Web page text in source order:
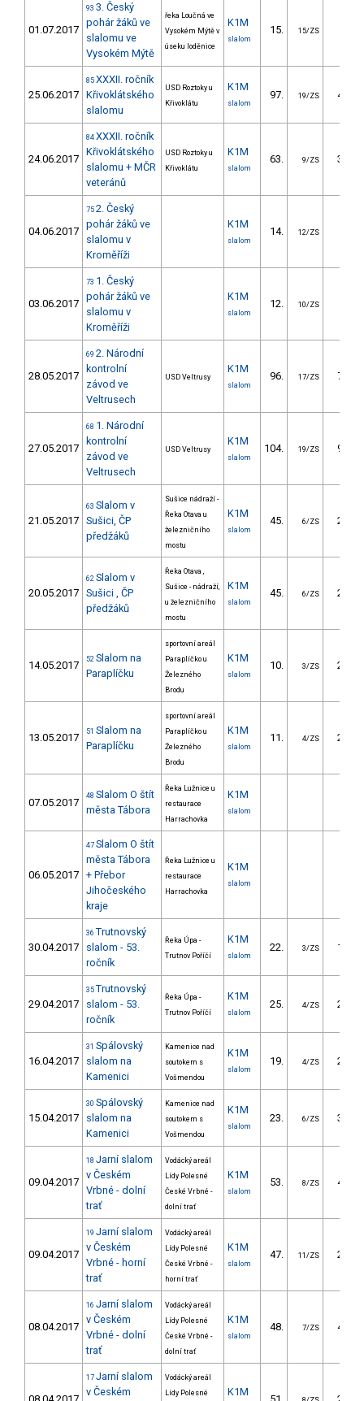
01.07.2017
93 3. Český
pohár žáků ve
slalomu ve
Vysokém Mýtě
řeka Loučná ve
Vysokém Mýtě v
úseku loděnice
K1M
slalom
15. 15/ZS
25.06.2017
85 XXXII. ročník
Křivoklátského
slalomu
USD Roztoky u
Křivoklátu
K1M
slalom
97. 19/ZS 49.70
24.06.2017
84 XXXII. ročník
Křivoklátského
slalomu + MČR
veteránů
USD Roztoky u
Křivoklátu
K1M
slalom
63. 9/ZS 30.93
04.06.2017
75 2. Český
pohár žáků ve
slalomu v
Kroměříži
K1M
slalom
14. 12/ZS
03.06.2017
73 1. Český
pohár žáků ve
slalomu v
Kroměříži
K1M
slalom
12. 10/ZS
28.05.2017
69 2. Národní
kontrolní
závod ve
Veltrusech
USD Veltrusy
K1M
slalom
96. 17/ZS 79.22
27.05.2017
68 1. Národní
kontrolní
závod ve
Veltrusech
USD Veltrusy
K1M
slalom
104. 19/ZS 97.42
21.05.2017
63 Slalom v
Sušici, ČP
předžáků
Sušice nádraží -
Řeka Otava u
železničního
mostu
K1M
slalom
45. 6/ZS 22.62
20.05.2017
62 Slalom v
Sušici , ČP
předžáků
Řeka Otava ,
Sušice - nádraží,
u železničního
mostu
K1M
slalom
45. 6/ZS 22.72
14.05.2017 52 Slalom na
Paraplíčku
sportovní areál
Paraplíčko u
Železného
Brodu
K1M
slalom
10. 3/ZS 27.56
13.05.2017 51 Slalom na
Paraplíčku
sportovní areál
Paraplíčko u
Železného
Brodu
K1M
slalom
11. 4/ZS 21.73
07.05.2017
48 Slalom O štít
města Tábora
Řeka Lužnice u
restaurace
Harrachovka
K1M
slalom
06.05.2017
47 Slalom O štít
města Tábora
+ Přebor
Jihočeského
kraje
Řeka Lužnice u
restaurace
Harrachovka
K1M
slalom
30.04.2017
36 Trutnovský
slalom - 53.
ročník
Řeka Úpa -
Trutnov Poříčí
K1M
slalom
22. 3/ZS 18.30
29.04.2017
35 Trutnovský
slalom - 53.
ročník
Řeka Úpa -
Trutnov Poříčí
K1M
slalom
25. 4/ZS 20.53
16.04.2017
31 Spálovský
slalom na
Kamenici
Kamenice nad
soutokem s
Vošmendou
K1M
slalom
19. 4/ZS 28.50
15.04.2017
30 Spálovský
slalom na
Kamenici
Kamenice nad
soutokem s
Vošmendou
K1M
slalom
23. 6/ZS 31.00
09.04.2017
18 Jarní slalom
v Českém
Vrbné - dolní
trať
Vodácký areál
Lídy Polesné
České Vrbné -
dolní trať
K1M
slalom
53. 8/ZS 45.24
09.04.2017
19 Jarní slalom
v Českém
Vrbné - horní
trať
Vodácký areál
Lídy Polesné
České Vrbné -
horní trať
K1M
slalom
47. 11/ZS 25.26
08.04.2017
16 Jarní slalom
v Českém
Vrbné - dolní
trať
Vodácký areál
Lídy Polesné
České Vrbné -
dolní trať
K1M
slalom
48. 7/ZS 40.49
17 Jarní slalom
v Českém
Vodácký areál
Lídy Polesné
K1M